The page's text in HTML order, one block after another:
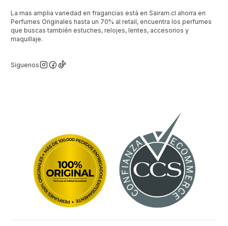
La mas amplia variedad en fragancias está en Sairam.cl ahorra en
Perfumes Originales hasta un 70% al retail, encuentra los perfumes
que buscas también estuches, relojes, lentes, accesorios y
maquillaje.
Síguenos